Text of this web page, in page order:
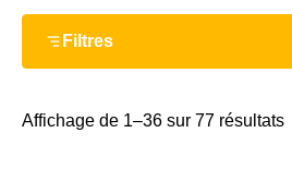
Filtres
Affichage de 1–36 sur 77 résultats